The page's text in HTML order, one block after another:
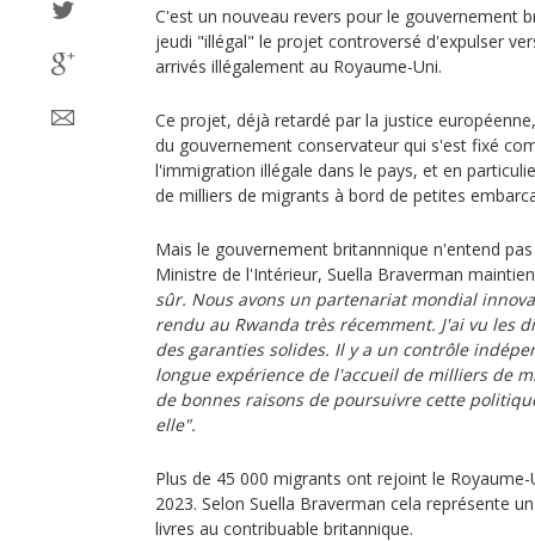
C'est un nouveau revers pour le gouvernement
jeudi "illégal" le projet controversé d'expulser
arrivés illégalement au Royaume-Uni.
Ce projet, déjà retardé par la justice
du gouvernement conservateur qui s'est fixé
l'immigration illégale dans le pays, et en
de milliers de migrants à bord de petites
Mais le gouvernement britannnique n'entend
Ministre de l'Intérieur, Suella Braverman
sûr. Nous avons un partenariat mondial
rendu au Rwanda très récemment. J'ai vu les
des garanties solides. Il y a un contrôle
longue expérience de l'accueil de milliers de
de bonnes raisons de poursuivre cette
elle".
Plus de 45 000 migrants ont rejoint le
2023. Selon Suella Braverman cela représente
livres au contribuable britannique.